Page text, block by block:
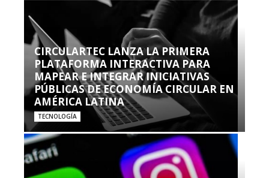
CIRCULARTEC LANZA LA PRIMERA
PLATAFORMA INTERACTIVA PARA
MAPEAR E INTEGRAR INICIATIVAS
PÚBLICAS DE ECONOMÍA CIRCULAR EN
AMÉRICA LATINA
TECNOLOGÍA